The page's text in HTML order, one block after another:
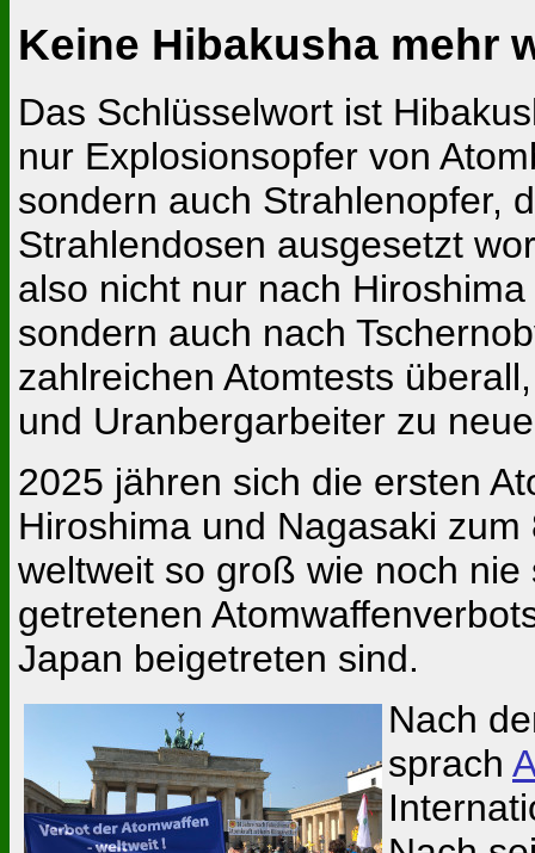
Keine Hibakusha mehr
Das Schlüsselwort ist
nur Explosionsopfer von
sondern auch Strahlenopfer,
Strahlendosen ausgesetzt
also nicht nur nach
sondern auch nach
zahlreichen Atomtests
und Uranbergarbeiter zu
2025 jähren sich die ersten
Hiroshima und Nagasaki
weltweit so groß wie noch
getretenen
Japan beigetreten sind.
Nach
sprach